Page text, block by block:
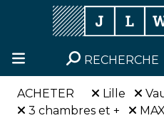
RECHERCHE
ACHETER Lille
3 chambres et +